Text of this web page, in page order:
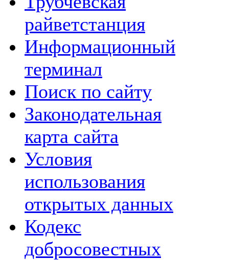
райветстанция
Информационный
терминал
Поиск по сайту
Законодательная
карта сайта
Условия
использования
открытых данных
Кодекс
добросовестных